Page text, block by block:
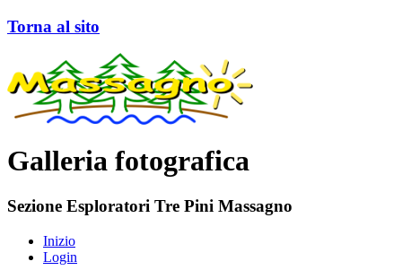
Torna al sito
Galleria fotografica
Sezione Esploratori Tre Pini Massagno
Inizio
Login